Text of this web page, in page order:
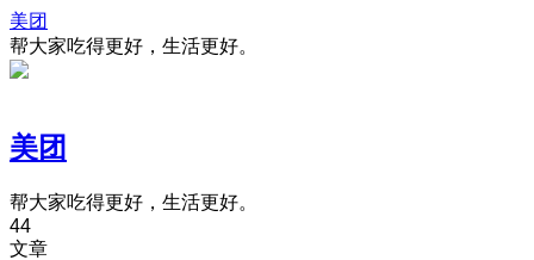
美团
帮大家吃得更好，生活更好。
美团
帮大家吃得更好，生活更好。
44
文章